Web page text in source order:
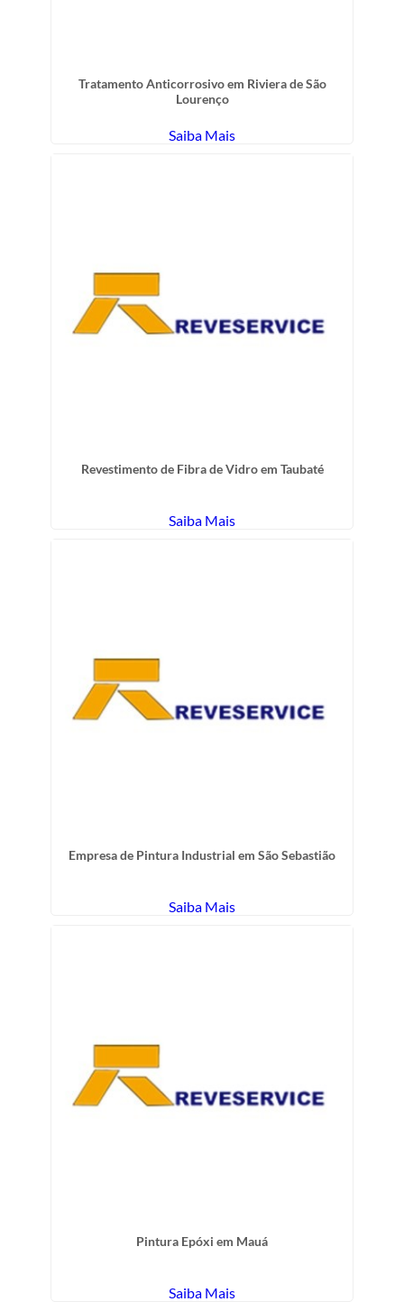
Tratamento Anticorrosivo em Riviera de São
Lourenço
Saiba Mais
Revestimento de Fibra de Vidro em Taubaté
Saiba Mais
Empresa de Pintura Industrial em São Sebastião
Saiba Mais
Pintura Epóxi em Mauá
Saiba Mais